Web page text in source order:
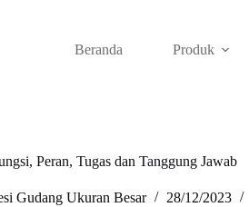
Beranda Produk
Peran, Tugas dan Tanggung Jawab
Gudang Ukuran Besar 28/12/2023